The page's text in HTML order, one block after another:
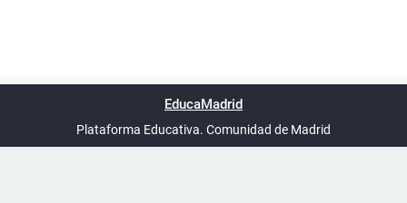
UTC+02:00
phpBB España
EducaMadrid
Plataforma Educativa. Comunidad de Madrid